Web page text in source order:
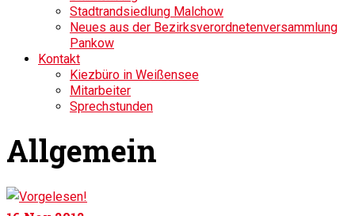
Stadtrandsiedlung Malchow
Neues aus der Bezirksverordnetenversammlung
Pankow
Kontakt
Kiezbüro in Weißensee
Mitarbeiter
Sprechstunden
Allgemein